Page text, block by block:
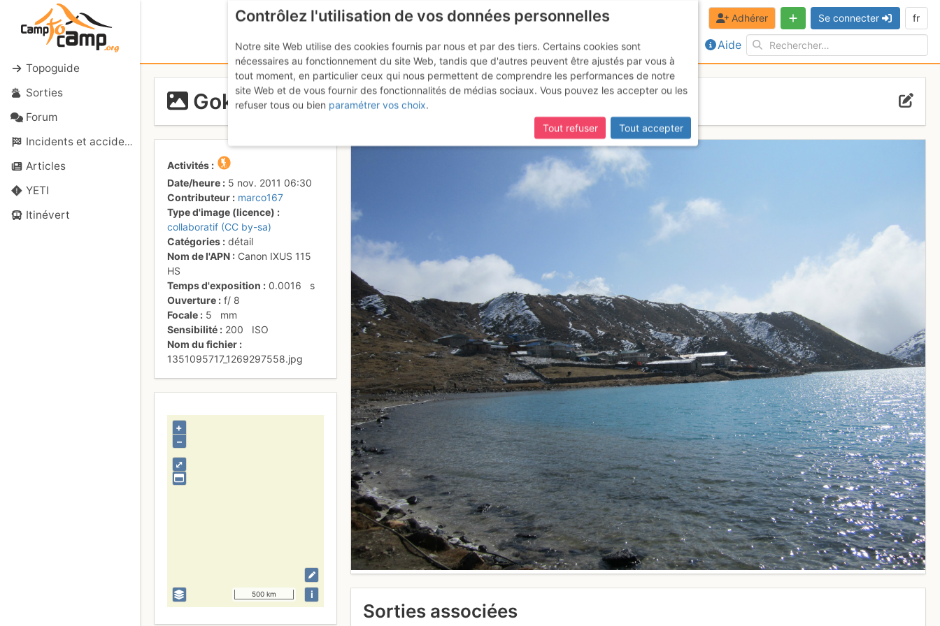
Topoguide
Sorties
Forum
Incidents et accidents
Articles
YETI
Itinévert
Aide
Adhérer Se connecter fr
Gokyo
Activités
Date/heure
5 nov. 2011 06:30
Contributeur
marco167
Type d'image (licence)
collaboratif (CC by-sa)
Catégories
détail
Nom de l'APN
Canon IXUS 115
HS
Temps d'exposition
0.0016
s
Ouverture
f/8
Focale
5
mm
Sensibilité
200
ISO
Nom du fichier
1351095717_1269297558.jpg
⤢
+
–
500 km i
Sorties associées
Contrôlez l'utilisation de vos données personnelles
Notre site Web utilise des cookies fournis par nous et par des tiers. Certains cookies sont
nécessaires au fonctionnement du site Web, tandis que d'autres peuvent être ajustés par vous à
tout moment, en particulier ceux qui nous permettent de comprendre les performances de notre
site Web et de vous fournir des fonctionnalités de médias sociaux. Vous pouvez les accepter ou les
refuser tous ou bien paramétrer vos choix.
Tout refuser
Tout accepter